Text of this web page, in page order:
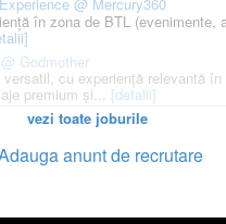
@ Mercury360
în zona de BTL (evenimente,
Godmother
cu experiență relevantă
premium și... [detalii]
vezi toate joburile
anunt de recrutare